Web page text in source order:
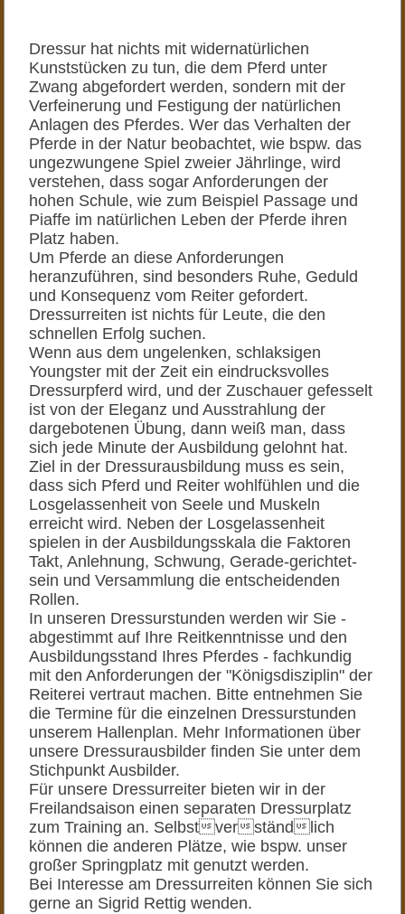
Dressur hat nichts mit widernatürlichen
Kunststücken zu tun, die dem Pferd unter
Zwang abgefordert werden, sondern mit der
Verfeinerung und Festigung der natürlichen
Anlagen des Pferdes. Wer das Verhalten der
Pferde in der Natur beobachtet, wie bspw. das
ungezwungene Spiel zweier Jährlinge, wird
verstehen, dass sogar Anforderungen der
hohen Schule, wie zum Beispiel Passage und
Piaffe im natürlichen Leben der Pferde ihren
Platz haben.
Um Pferde an diese Anforderungen
heranzuführen, sind besonders Ruhe, Geduld
und Konsequenz vom Reiter gefordert.
Dressurreiten ist nichts für Leute, die den
schnellen Erfolg suchen.
Wenn aus dem ungelenken, schlaksigen
Youngster mit der Zeit ein eindrucksvolles
Dressurpferd wird, und der Zuschauer gefesselt
ist von der Eleganz und Ausstrahlung der
dargebotenen Übung, dann weiß man, dass
sich jede Minute der Ausbildung gelohnt hat.
Ziel in der Dressurausbildung muss es sein,
dass sich Pferd und Reiter wohlfühlen und die
Losgelassenheit von Seele und Muskeln
erreicht wird. Neben der Losgelassenheit
spielen in der Ausbildungsskala die Faktoren
Takt, Anlehnung, Schwung, Gerade-gerichtet-
sein und Versammlung die entscheidenden
Rollen.
In unseren Dressurstunden werden wir Sie -
abgestimmt auf Ihre Reitkenntnisse und den
Ausbildungsstand Ihres Pferdes - fachkundig
mit den Anforderungen der "Königsdisziplin" der
Reiterei vertraut machen. Bitte entnehmen Sie
die Termine für die einzelnen Dressurstunden
unserem Hallenplan. Mehr Informationen über
unsere Dressurausbilder finden Sie unter dem
Stichpunkt Ausbilder.
Für unsere Dressurreiter bieten wir in der
Freilandsaison einen separaten Dressurplatz
zum Training an. Selbstverständlich
können die anderen Plätze, wie bspw. unser
großer Springplatz mit genutzt werden.
Bei Interesse am Dressurreiten können Sie sich
gerne an Sigrid Rettig wenden.